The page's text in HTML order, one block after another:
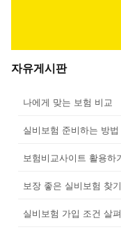
자유게시판
나에게 맞는 보험 비교
실비보험 준비하는 방법
보험비교사이트 활용하
보장 좋은 실비보험 찾기
실비보험 가입 조건 살